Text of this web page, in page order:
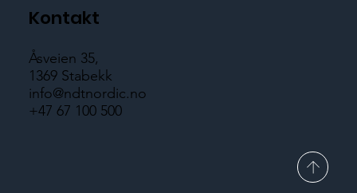
Kontakt
Åsveien 35,
1369 Stabekk
info@ndtnordic.no
+47 67 100 500